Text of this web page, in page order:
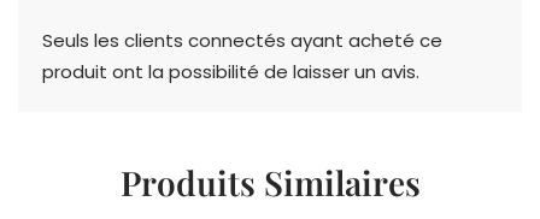
Seuls les clients connectés ayant acheté ce
produit ont la possibilité de laisser un avis.
Produits Similaires